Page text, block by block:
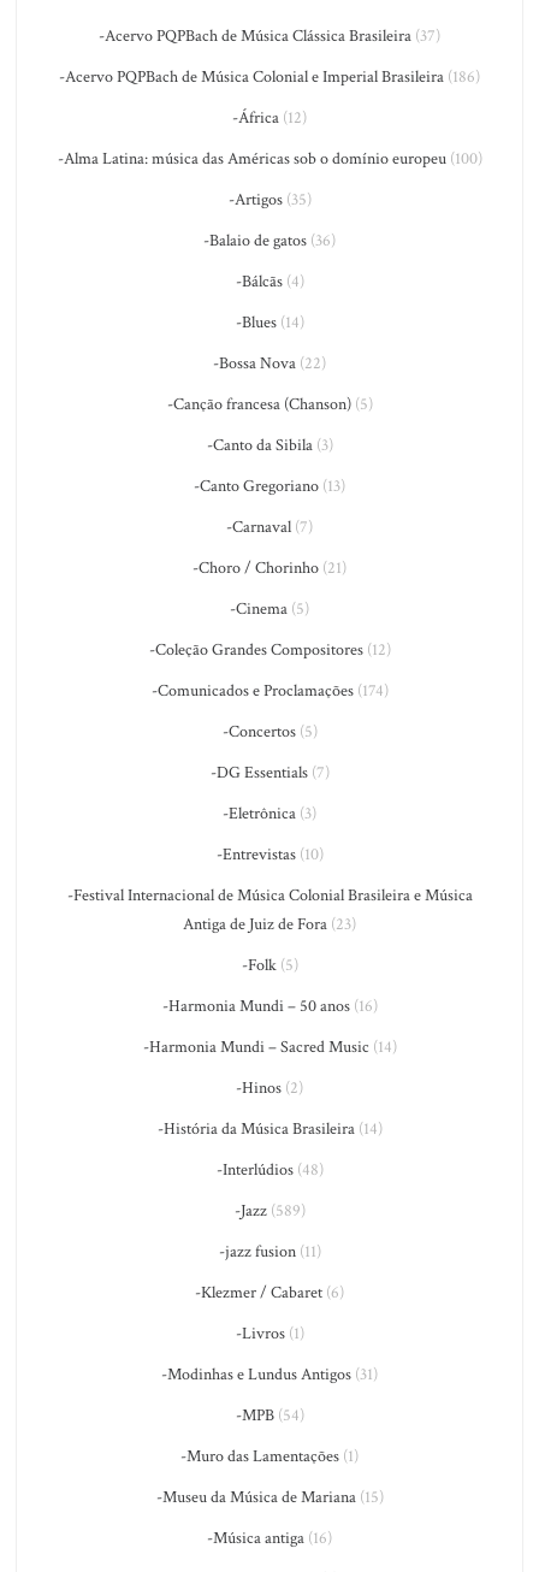
-Acervo PQPBach de Música Clássica Brasileira (37)
-Acervo PQPBach de Música Colonial e Imperial Brasileira (186)
-África (12)
-Alma Latina: música das Américas sob o domínio europeu(100)
-Artigos(35)
-Balaio de gatos (36)
-Bálcãs(4)
-Blues(14)
-Bossa Nova (22)
-Canção francesa (Chanson)(5)
-Canto da Sibila(3)
-Canto Gregoriano (13)
-Carnaval (7)
-Choro / Chorinho (21)
-Cinema (5)
-Coleção Grandes Compositores(12)
-Comunicados e Proclamações(174)
-Concertos(5)
-DG Essentials(7)
-Eletrônica (3)
-Entrevistas(10)
-Festival Internacional de Música Colonial Brasileira e Música
Antiga de Juiz de Fora (23)
-Folk(5)
-Harmonia Mundi – 50 anos(16)
-Harmonia Mundi – Sacred Music (14)
-Hinos (2)
-História da Música Brasileira(14)
-Interlúdios(48)
-Jazz(589)
-jazz fusion(11)
-Klezmer / Cabaret (6)
-Livros(1)
-Modinhas e Lundus Antigos (31)
-MPB(54)
-Muro das Lamentações (1)
-Museu da Música de Mariana(15)
-Música antiga (16)